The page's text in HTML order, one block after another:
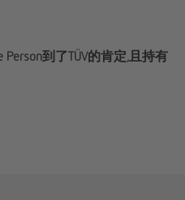
Person到了TÜV的肯定,且持有